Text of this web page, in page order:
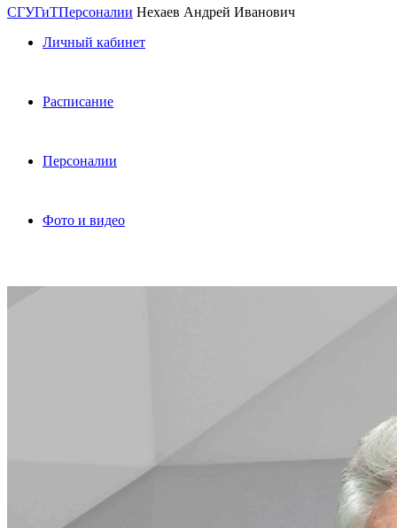
СГУГиТПерсоналии Нехаев Андрей Иванович
Личный кабинет
Расписание
Персоналии
Фото и видео